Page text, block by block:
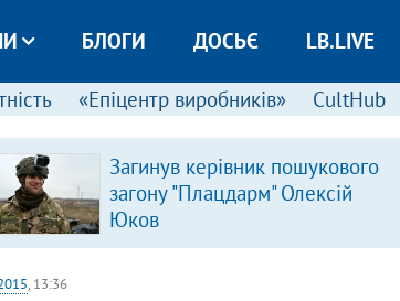
БЛОГИ ДОСЬЄ LB.LIVE
«Епіцентр виробників» CultHub
Загинув керівник пошукового
загону "Плацдарм" Олексій
Юков
, 13:36